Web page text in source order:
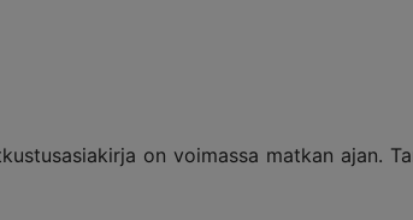
on voimassa matkan ajan.